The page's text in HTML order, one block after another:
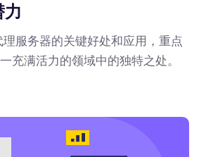
力
服务器的关键好处和应用，重点
充满活力的领域中的独特之处。